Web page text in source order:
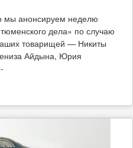
мы анонсируем неделю
дела» по случаю
товарищей — Никиты
Айдына, Юрия